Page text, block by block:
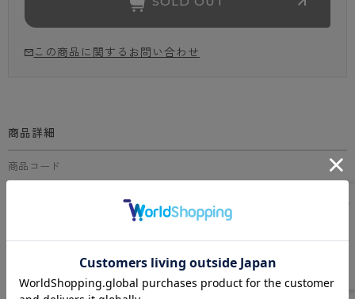
この商品に関するお問い合わせ
商品詳細
商品コード
S、M、L、LL
全6色（プラチナグレー、シャンパン、キャビア、ロイヤルネイビー、